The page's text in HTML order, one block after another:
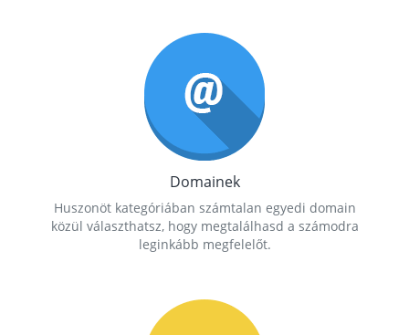
Domainek
Huszonöt kategóriában számtalan egyedi domain
közül választhatsz, hogy megtalálhasd a számodra
leginkább megfelelőt.